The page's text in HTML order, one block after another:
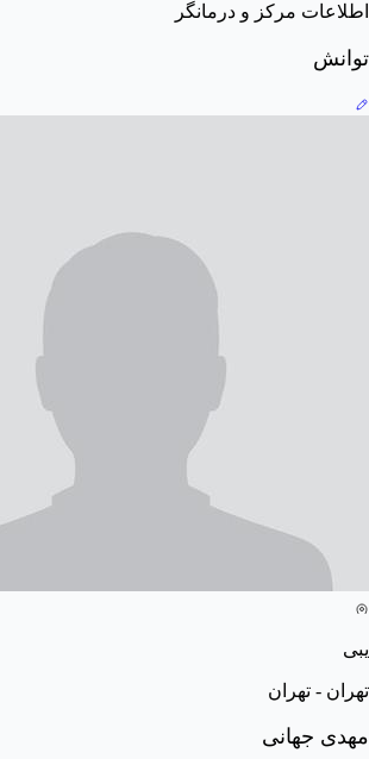
اطلاعات مرکز و درمانگر
توانش
یبی
تهران - تهران
مهدی جهانی